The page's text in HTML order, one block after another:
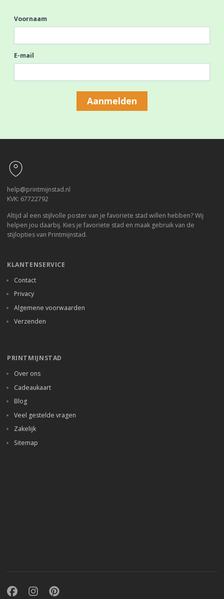
Voornaam
E-mail
Aanmelden
help@printmijnstad.nl
KVK: 67722792
Altijd al een stijlvolle poster van je favoriete stad willen hebben? Wij
helpen jou daarbij. Kies je favoriete stad en maak gebruik van de
stijlopties van Printmijnstad.
KLANTENSERVICE
Contact
Privacy
Algemene voorwaarden
Verzenden
PRINTMIJNSTAD
Over ons
Cadeaukaart
Blog
Veel gestelde vragen
Zakelijk
Sitemap
FacebookInstagramPinterest